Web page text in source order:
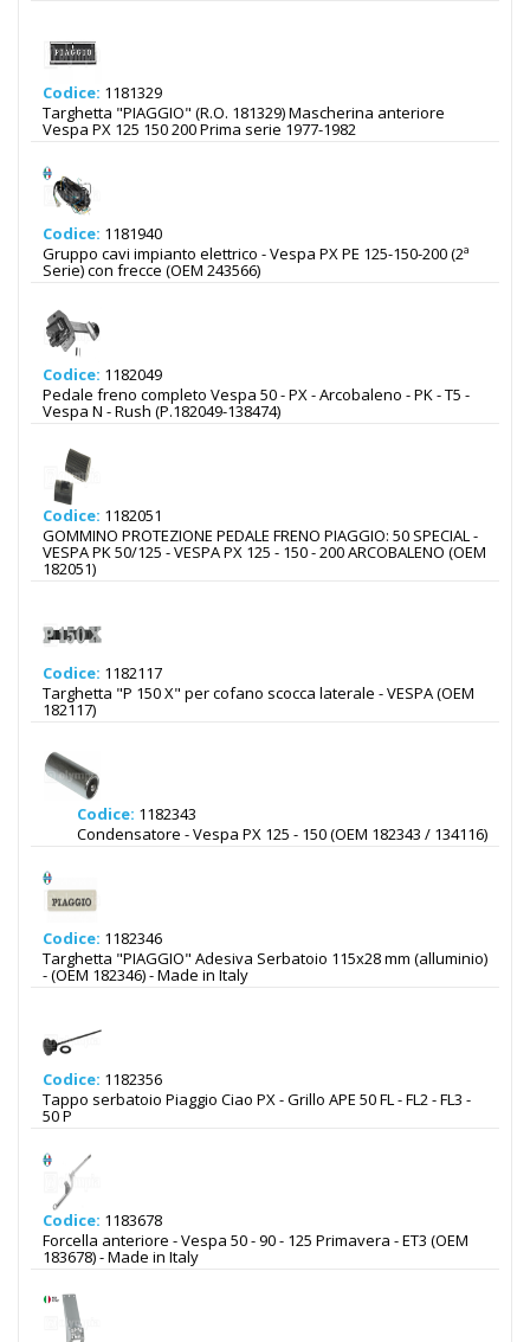
Codice: 1181329
Targhetta "PIAGGIO" (R.O. 181329) Mascherina anteriore
Vespa PX 125 150 200 Prima serie 1977-1982
Codice: 1181940
Gruppo cavi impianto elettrico - Vespa PX PE 125-150-200 (2ª
Serie) con frecce (OEM 243566)
Codice: 1182049
Pedale freno completo Vespa 50 - PX - Arcobaleno - PK - T5 -
Vespa N - Rush (P.182049-138474)
Codice: 1182051
GOMMINO PROTEZIONE PEDALE FRENO PIAGGIO: 50 SPECIAL -
VESPA PK 50/125 - VESPA PX 125 - 150 - 200 ARCOBALENO (OEM
182051)
Codice: 1182117
Targhetta "P 150 X" per cofano scocca laterale - VESPA (OEM
182117)
Codice: 1182343
Condensatore - Vespa PX 125 - 150 (OEM 182343 / 134116)
Codice: 1182346
Targhetta "PIAGGIO" Adesiva Serbatoio 115x28 mm (alluminio)
- (OEM 182346) - Made in Italy
Codice: 1182356
Tappo serbatoio Piaggio Ciao PX - Grillo APE 50 FL - FL2 - FL3 -
50 P
Codice: 1183678
Forcella anteriore - Vespa 50 - 90 - 125 Primavera - ET3 (OEM
183678) - Made in Italy